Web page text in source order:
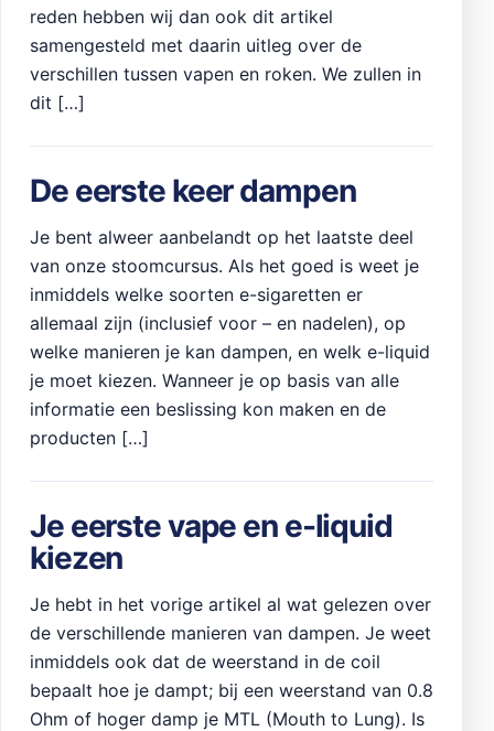
reden hebben wij dan ook dit artikel
samengesteld met daarin uitleg over de
verschillen tussen vapen en roken. We zullen in
dit […]
De eerste keer dampen
Je bent alweer aanbelandt op het laatste deel
van onze stoomcursus. Als het goed is weet je
inmiddels welke soorten e-sigaretten er
allemaal zijn (inclusief voor – en nadelen), op
welke manieren je kan dampen, en welk e-liquid
je moet kiezen. Wanneer je op basis van alle
informatie een beslissing kon maken en de
producten […]
Je eerste vape en e-liquid
kiezen
Je hebt in het vorige artikel al wat gelezen over
de verschillende manieren van dampen. Je weet
inmiddels ook dat de weerstand in de coil
bepaalt hoe je dampt; bij een weerstand van 0.8
Ohm of hoger damp je MTL (Mouth to Lung). Is